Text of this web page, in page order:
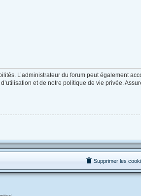
L’administrateur du forum peut également
et de notre politique de vie privée.
Supprimer les